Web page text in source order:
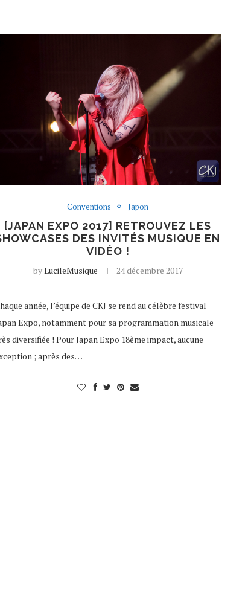
Conventions Japon
[JAPAN EXPO 2017] RETROUVEZ LES
DES INVITÉS MUSIQUE EN
VIDÉO !
byLucileMusique 24 décembre 2017
année, l’équipe de CKJ se rend au célèbre festival
Expo, notamment pour sa programmation musicale
diversifiée ! Pour Japan Expo 18ème impact, aucune
; après des…